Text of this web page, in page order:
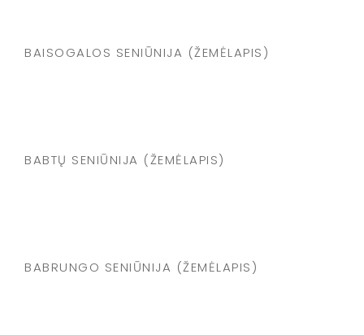
BAISOGALOS SENIŪNIJA (ŽEMĖLAPIS)
BABTŲ SENIŪNIJA (ŽEMĖLAPIS)
BABRUNGO SENIŪNIJA (ŽEMĖLAPIS)